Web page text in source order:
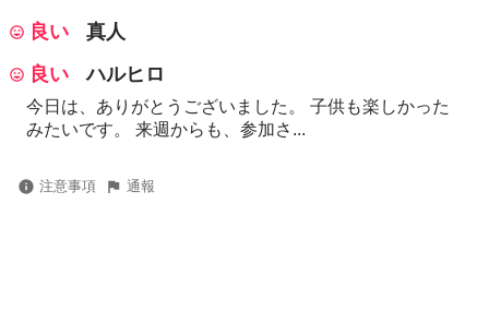
良い
真人
良い
ハルヒロ
今日は、ありがとうございました。 子供も楽しかった
みたいです。 来週からも、参加さ...
注意事項 通報